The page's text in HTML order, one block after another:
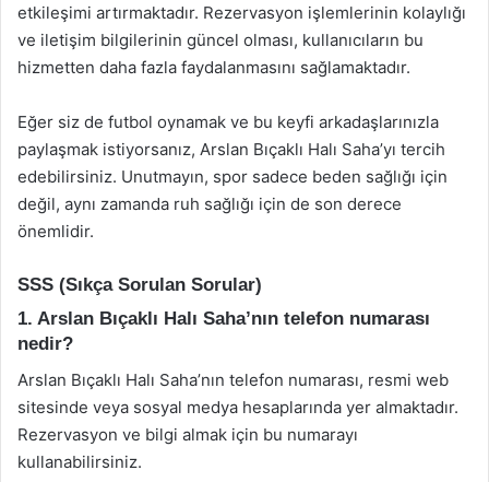
etkileşimi artırmaktadır. Rezervasyon işlemlerinin kolaylığı
ve iletişim bilgilerinin güncel olması, kullanıcıların bu
hizmetten daha fazla faydalanmasını sağlamaktadır.
Eğer siz de futbol oynamak ve bu keyfi arkadaşlarınızla
paylaşmak istiyorsanız, Arslan Bıçaklı Halı Saha’yı tercih
edebilirsiniz. Unutmayın, spor sadece beden sağlığı için
değil, aynı zamanda ruh sağlığı için de son derece
önemlidir.
SSS (Sıkça Sorulan Sorular)
1. Arslan Bıçaklı Halı Saha’nın telefon numarası
nedir?
Arslan Bıçaklı Halı Saha’nın telefon numarası, resmi web
sitesinde veya sosyal medya hesaplarında yer almaktadır.
Rezervasyon ve bilgi almak için bu numarayı
kullanabilirsiniz.